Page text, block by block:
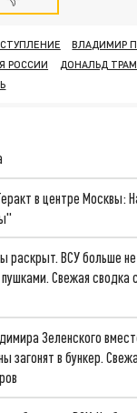
ВЛАДИМИР
РОССИИ
ДОНАЛЬД
в центре Москвы:
раскрыт. ВСУ больше
Свежая сводка
Зеленского
загонят в бункер.